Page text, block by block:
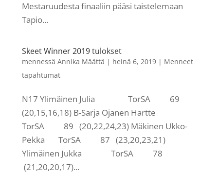
Mestaruudesta finaaliin pääsi taistelemaan
Tapio...
Skeet Winner 2019 tulokset
mennessä Annika Määttä | heinä 6, 2019| Menneet
tapahtumat
N17 Ylimäinen Julia TorSA 69
(20,15,16,18) B-Sarja Ojanen Hartte
TorSA 89 (20,22,24,23) Mäkinen Ukko-
Pekka TorSA 87 (23,20,23,21)
Ylimäinen Jukka TorSA 78
(21,20,20,17)...